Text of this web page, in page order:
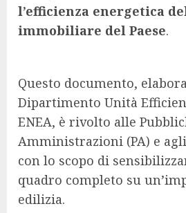
l’efficienza energetica
immobiliare del Paese.
Questo documento,
Dipartimento Unità
ENEA, è rivolto alle
Amministrazioni (PA) e
con lo scopo di
quadro completo su
edilizia.